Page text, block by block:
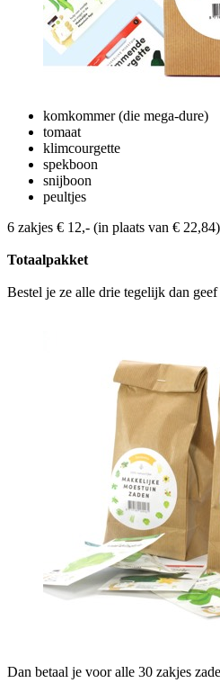
komkommer (die mega-dure)
tomaat
klimcourgette
spekboon
snijboon
peultjes
6 zakjes € 12,- (in plaats van € 22,84)
Totaalpakket
Bestel je ze alle drie tegelijk dan
Dan betaal je voor alle 30 zakjes